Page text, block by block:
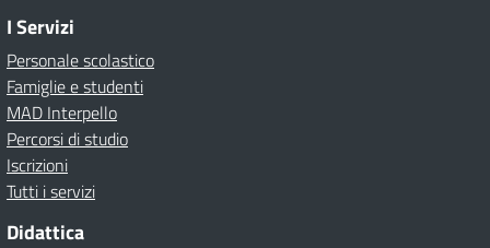
I Servizi
Personale scolastico
Famiglie e studenti
MAD Interpello
Percorsi di studio
Iscrizioni
Tutti i servizi
Didattica